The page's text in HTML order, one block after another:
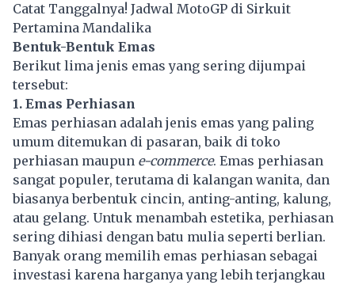
Catat Tanggalnya! Jadwal MotoGP di Sirkuit
Pertamina Mandalika
Bentuk-Bentuk Emas
Berikut lima jenis emas yang sering dijumpai
tersebut:
1. Emas Perhiasan
Emas perhiasan adalah jenis emas yang paling
umum ditemukan di pasaran, baik di toko
perhiasan maupun e-commerce. Emas perhiasan
sangat populer, terutama di kalangan wanita, dan
biasanya berbentuk cincin, anting-anting, kalung,
atau gelang. Untuk menambah estetika, perhiasan
sering dihiasi dengan batu mulia seperti berlian.
Banyak orang memilih emas perhiasan sebagai
investasi karena harganya yang lebih terjangkau